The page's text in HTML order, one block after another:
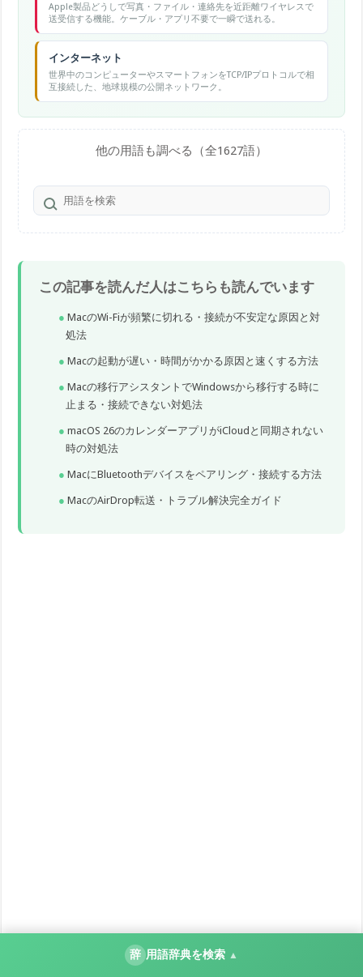
Apple製品どうしで写真・ファイル・連絡先を近距離ワイヤレスで
送受信する機能。ケーブル・アプリ不要で一瞬で送れる。
インターネット
世界中のコンピューターやスマートフォンをTCP/IPプロトコルで相
互接続した、地球規模の公開ネットワーク。
他の用語も調べる（全1627語）
この記事を読んだ人はこちらも読んでいます
MacのWi-Fiが頻繁に切れる・接続が不安定な原因と対
処法
Macの起動が遅い・時間がかかる原因と速くする方法
Macの移行アシスタントでWindowsから移行する時に
止まる・接続できない対処法
macOS 26のカレンダーアプリがiCloudと同期されない
時の対処法
MacにBluetoothデバイスをペアリング・接続する方法
MacのAirDrop転送・トラブル解決完全ガイド
辞 用語辞典を検索 ▲